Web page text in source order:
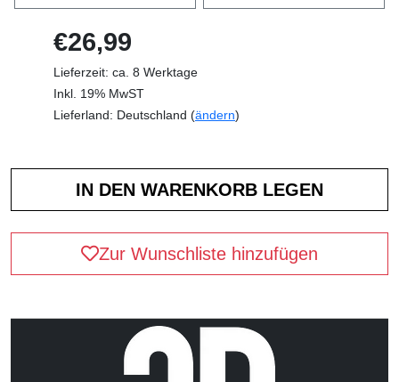
€26,99
Lieferzeit: ca. 8 Werktage
Inkl. 19% MwST
Lieferland: Deutschland (ändern)
Zur Wunschliste hinzufügen